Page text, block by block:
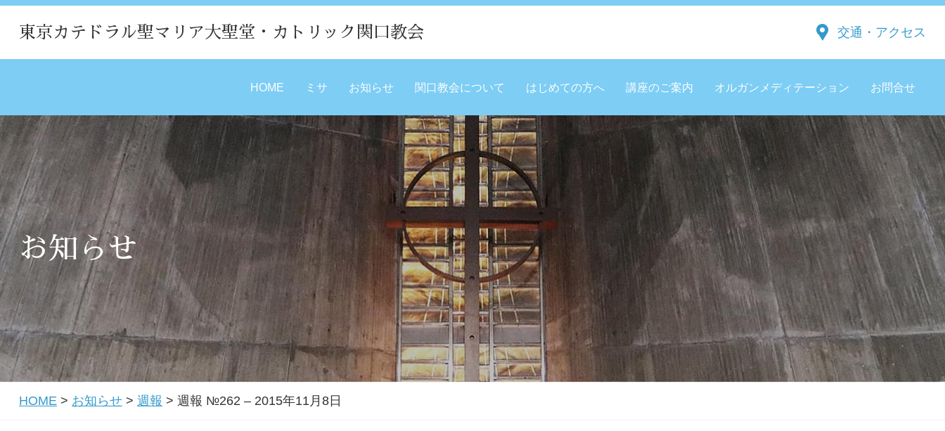
東京カテドラル聖マリア大聖堂・カトリック関口教会 交通・アクセス
HOME ミサ お知らせ 関口教会について はじめての方へ 講座のご案内 オルガンメディテーション お問合せ
お知らせ
HOME > お知らせ > 週報 > 週報 №262 – 2015年11月8日